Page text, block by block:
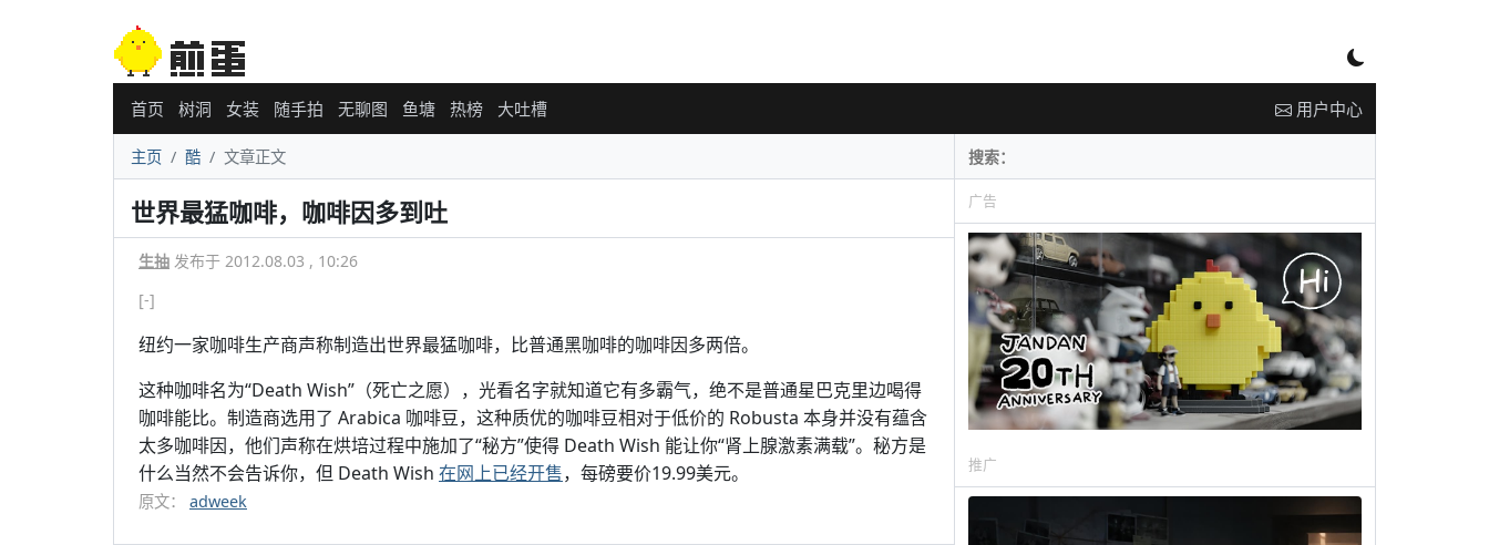
首页 树洞 女装 随手拍 无聊图 鱼塘 热榜 大吐槽 用户中心
主页 酷 文章正文
世界最猛咖啡，咖啡因多到吐
生抽 发布于 2012.08.03 , 10:26
[-]
纽约一家咖啡生产商声称制造出世界最猛咖啡，比普通黑咖啡的咖啡因多两倍。
这种咖啡名为“Death Wish”（死亡之愿），光看名字就知道它有多霸气，绝不是普通星巴克里边喝得
咖啡能比。制造商选用了 Arabica 咖啡豆，这种质优的咖啡豆相对于低价的 Robusta 本身并没有蕴含
太多咖啡因，他们声称在烘培过程中施加了“秘方”使得 Death Wish 能让你“肾上腺激素满载”。秘方是
什么当然不会告诉你，但 Death Wish 在网上已经开售，每磅要价19.99美元。
原文： adweek
广告
推广